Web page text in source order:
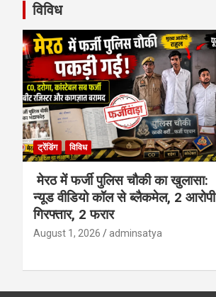
विविध
ट्रेंडिंग विविध
मेरठ में फर्जी पुलिस चौकी का खुलासा:
न्यूड वीडियो कॉल से ब्लैकमेल, 2 आरोपी
गिरफ्तार, 2 फरार
August 1, 2026 adminsatya